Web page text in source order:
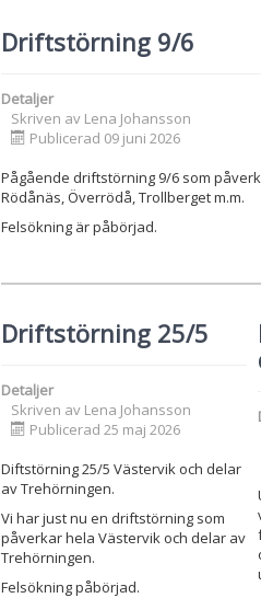
Driftstörning 9/6
Detaljer
Skriven av Lena Johansson
Publicerad 09 juni 2026
Pågående driftstörning 9/6 som
Rödånäs, Överrödå, Trollberget m.m.
Felsökning är påbörjad.
Driftstörning 25/5
Detaljer
Skriven av Lena Johansson
Publicerad 25 maj 2026
Diftstörning 25/5 Västervik och delar
av Trehörningen.
Vi har just nu en driftstörning som
påverkar hela Västervik och delar av
Trehörningen.
Felsökning påbörjad.